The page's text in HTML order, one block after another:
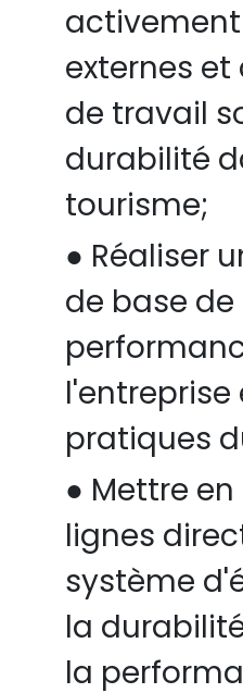
externes
de travail
durabilité
tourisme;
● Réaliser
de base de
pratiques
● Mettre
lignes
système
la
la